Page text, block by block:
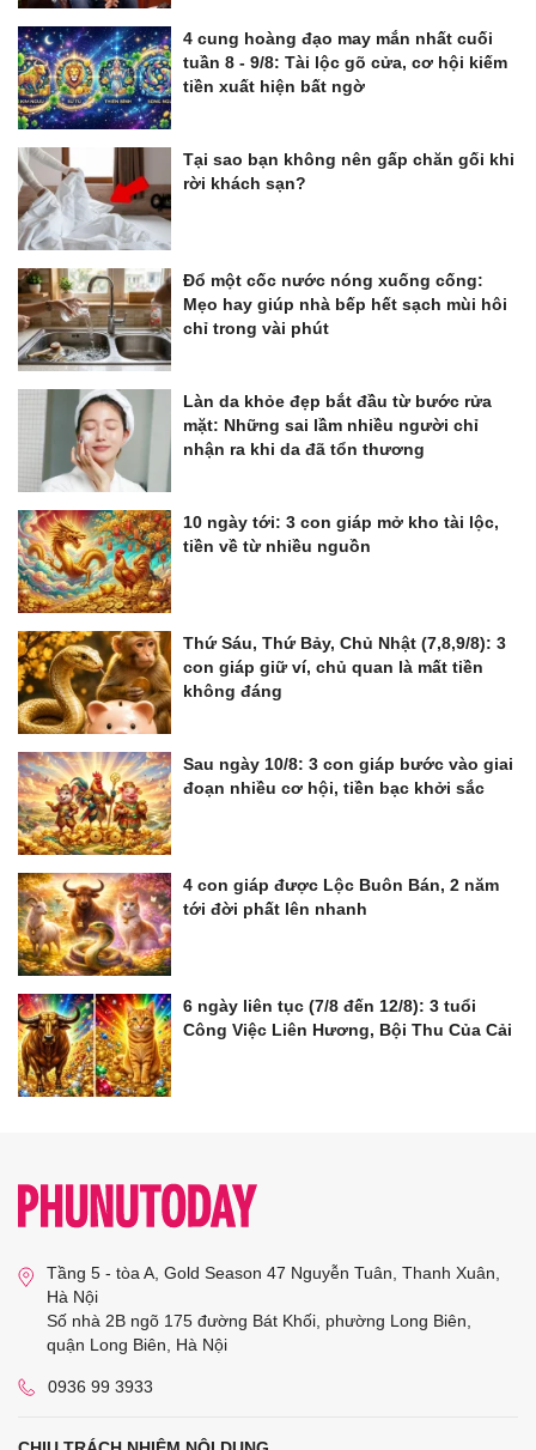
4 cung hoàng đạo may mắn nhất cuối
tuần 8 - 9/8: Tài lộc gõ cửa, cơ hội kiếm
tiền xuất hiện bất ngờ
Tại sao bạn không nên gấp chăn gối khi
rời khách sạn?
Đổ một cốc nước nóng xuống cống:
Mẹo hay giúp nhà bếp hết sạch mùi hôi
chỉ trong vài phút
Làn da khỏe đẹp bắt đầu từ bước rửa
mặt: Những sai lầm nhiều người chỉ
nhận ra khi da đã tổn thương
10 ngày tới: 3 con giáp mở kho tài lộc,
tiền về từ nhiều nguồn
Thứ Sáu, Thứ Bảy, Chủ Nhật (7,8,9/8): 3
con giáp giữ ví, chủ quan là mất tiền
không đáng
Sau ngày 10/8: 3 con giáp bước vào giai
đoạn nhiều cơ hội, tiền bạc khởi sắc
4 con giáp được Lộc Buôn Bán, 2 năm
tới đời phất lên nhanh
6 ngày liên tục (7/8 đến 12/8): 3 tuổi
Công Việc Liên Hương, Bội Thu Của Cải
Tầng 5 - tòa A, Gold Season 47 Nguyễn Tuân, Thanh Xuân,
Hà Nội
Số nhà 2B ngõ 175 đường Bát Khối, phường Long Biên,
quận Long Biên, Hà Nội
0936 99 3933